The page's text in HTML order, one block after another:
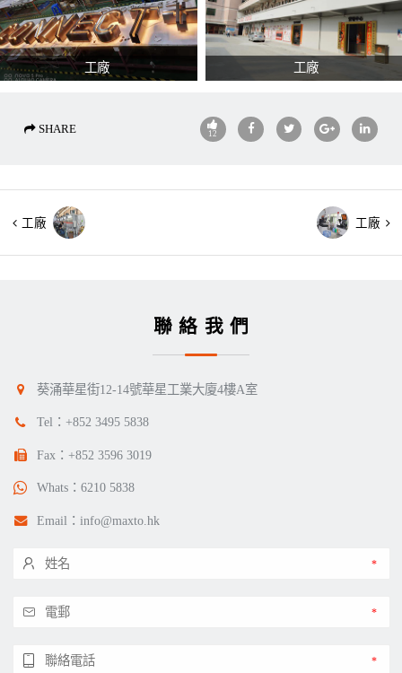
工廠 工廠
SHARE 12
工廠 工廠
聯絡我們
葵涌華星街12-14號華星工業大廈4樓A室
Tel： +852 3495 5838
Fax：+852 3596 3019
Whats： 6210 5838
Email： info@maxto.hk